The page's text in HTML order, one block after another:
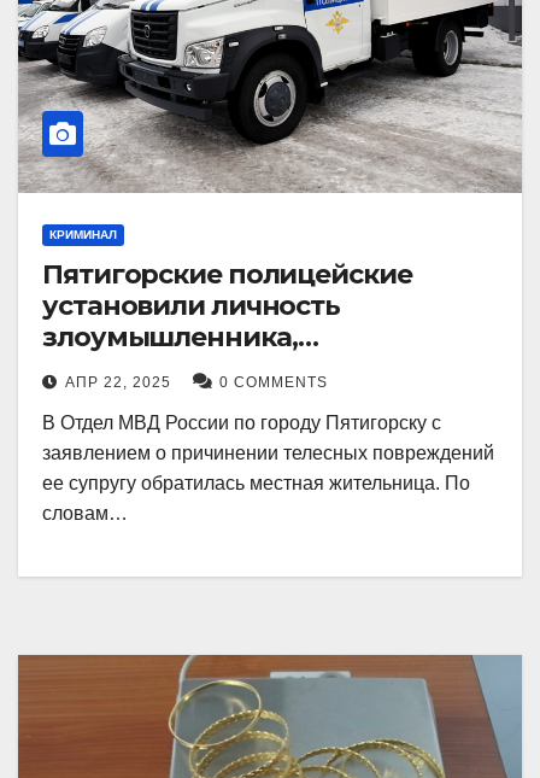
КРИМИНАЛ
Пятигорские полицейские
установили личность
злоумышленника,
причинившего телесные
повреждения местному жителю
АПР 22, 2025 0 COMMENTS
В Отдел МВД России по городу Пятигорску с
заявлением о причинении телесных повреждений
ее супругу обратилась местная жительница. По
словам…